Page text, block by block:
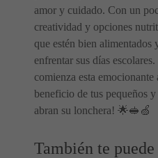
amor y cuidado. Con un
creatividad y opciones
que estén bien alimentados
enfrentar sus días
comienza esta
beneficio de tus pequeños
abran su lonchera! 🌟🥪🍏
También te